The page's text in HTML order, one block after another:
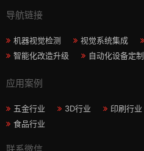
导航链接
机器视觉检测 视觉系统集成
智能化改造升级
自动化设备定制
应用案例
五金行业 3D行业 印刷行业
食品行业
联系微信